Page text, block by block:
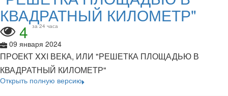
КВАДРАТНЫЙ КИЛОМЕТР"
4 за 24 часа
09 января 2024
ПРОЕКТ XXI ВЕКА, ИЛИ "РЕШЕТКА ПЛОЩАДЬЮ В
КВАДРАТНЫЙ КИЛОМЕТР"
Открыть полную версию